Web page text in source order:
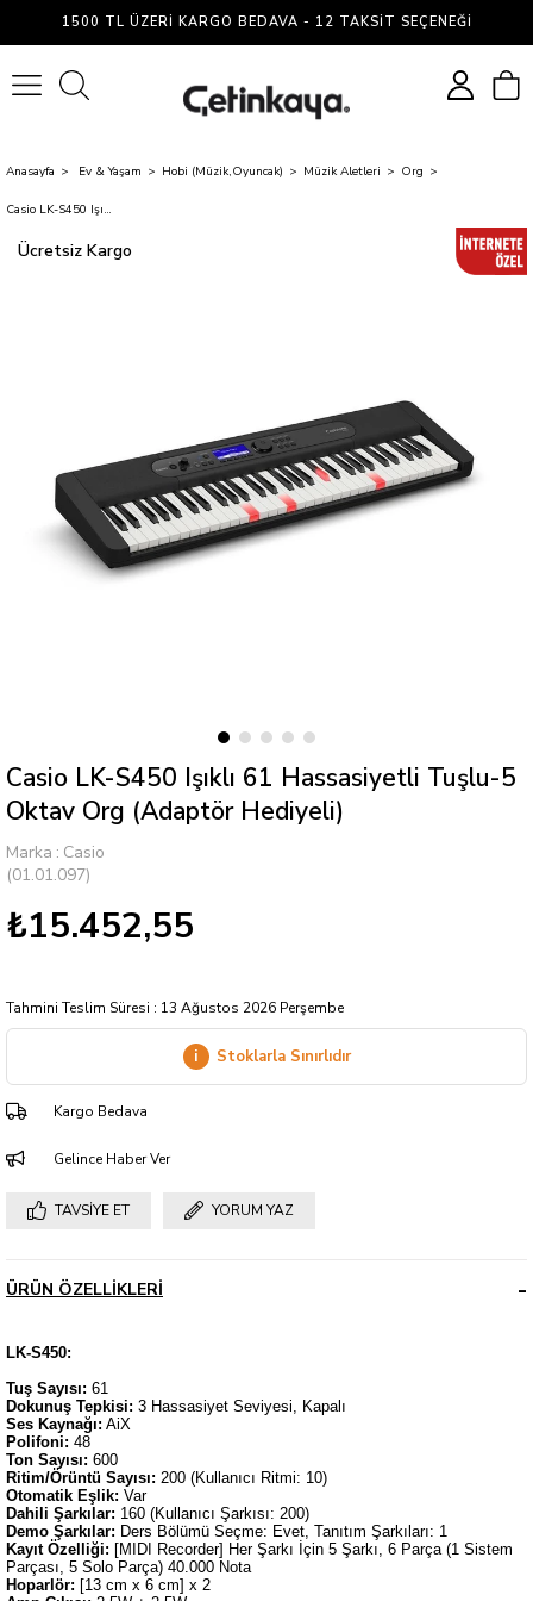
1500 TL ÜZERI KARGO BEDAVA - 12 TAKSIT SEÇENEĞI
Anasayfa Ev & Yaşam Hobi (Müzik,Oyuncak) Müzik Aletleri Org
Casio LK-S450 Işıklı 61 Hassasiyetli Tuşlu-5 Oktav Org (Adaptör Hediyeli)
Ücretsiz Kargo
Casio LK-S450 Işıklı 61 Hassasiyetli Tuşlu-5
Oktav Org (Adaptör Hediyeli)
Marka : Casio
(01.01.097)
₺15.452,55
Tahmini Teslim Süresi : 13 Ağustos 2026 Perşembe
i Stoklarla Sınırlıdır
Kargo Bedava
Gelince Haber Ver
TAVSIYE ET YORUM YAZ
ÜRÜN ÖZELLIKLERI
LK-S450:
Tuş Sayısı: 61
Dokunuş Tepkisi: 3 Hassasiyet Seviyesi, Kapalı
Ses Kaynağı: AiX
Polifoni: 48
Ton Sayısı: 600
Ritim/Örüntü Sayısı: 200 (Kullanıcı Ritmi: 10)
Otomatik Eşlik: Var
Dahili Şarkılar: 160 (Kullanıcı Şarkısı: 200)
Demo Şarkılar: Ders Bölümü Seçme: Evet, Tanıtım Şarkıları: 1
Kayıt Özelliği: [MIDI Recorder] Her Şarkı İçin 5 Şarkı, 6 Parça (1 Sistem
Parçası, 5 Solo Parça) 40.000 Nota
Hoparlör: [13 cm x 6 cm] x 2